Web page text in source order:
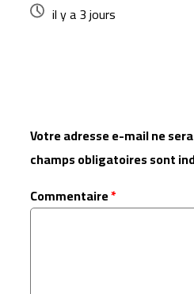
il y a 3 jours
Votre adresse e-mail ne
champs obligatoires sont
Commentaire*